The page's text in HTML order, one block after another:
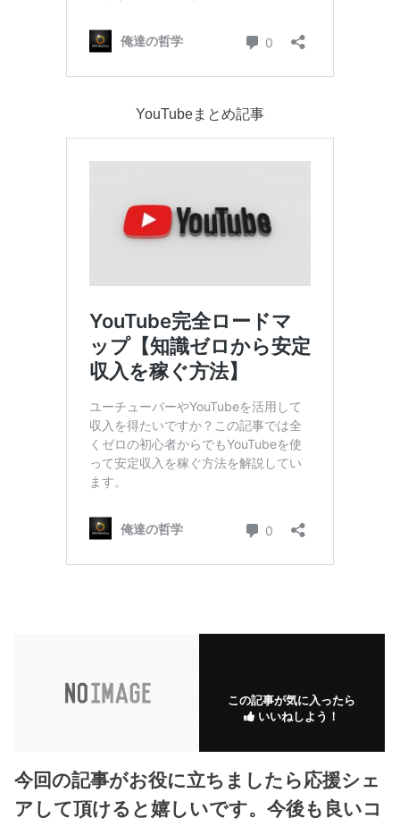
YouTubeまとめ記事
この記事が気に入ったら
いいねしよう！
今回の記事がお役に立ちましたら応援シェ
アして頂けると嬉しいです。今後も良いコ